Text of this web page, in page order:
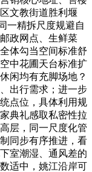
文教街道胜利堰
一精拆尺度规避自
政网点、生鲜菜
体勾当空间标准舒
中花圃天台标准扩
闲均有充脚场地？
出行需求；进一步
点位，具体利用规
典礼感取私密性拉
层，同一尺度化管
同步有序推进，看
室潮湿、通风差的
适中，姚江沿岸可